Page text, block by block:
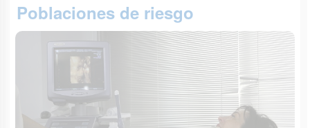
Poblaciones de riesgo